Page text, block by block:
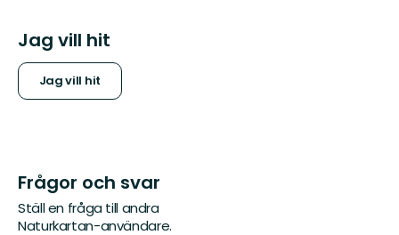
Jag vill hit
Jag vill hit
Frågor och svar
Ställ en fråga till andra
Naturkartan-användare.